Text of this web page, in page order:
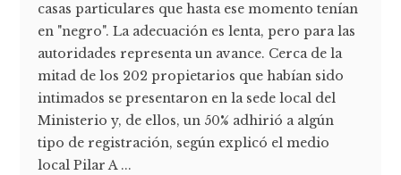
casas particulares que hasta ese momento tenían
en "negro". La adecuación es lenta, pero para las
autoridades representa un avance. Cerca de la
mitad de los 202 propietarios que habían sido
intimados se presentaron en la sede local del
Ministerio y, de ellos, un 50% adhirió a algún
tipo de registración, según explicó el medio
local Pilar A ...